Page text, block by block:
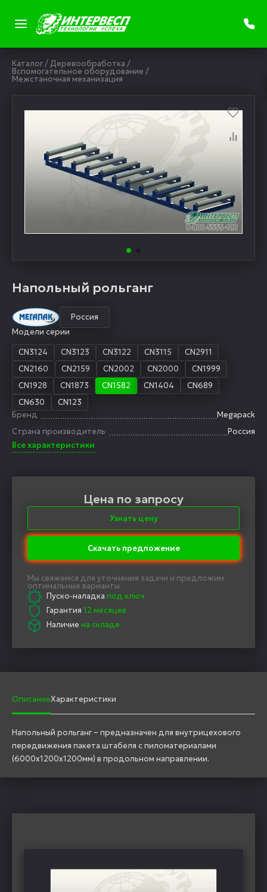
Каталог/ Деревообработка /
Вспомогательное оборудование /
Межстаночная механизация
Напольный рольганг
Россия
Модели серии
CN3124
CN3123 CN3122 CN3115
CN2911
CN2160
CN2159 CN2002 CN2000
CN1999
CN1928
CN1873 CN1582 CN1404
CN689
CN630
CN123
Бренд
Megapack
Страна производитель
Россия
Все характеристики
Цена по запросу
Узнать цену
Скачать предложение
Мы свяжемся для уточнения задачи и предложим
оптимальные варианты
Пуско-наладка под ключ
Гарантия 12 месяцев
Наличие на складе
ОписаниеХарактеристики
Напольный рольганг – предназначен для внутрицехового
передвижения пакета штабеля с пиломатериалами
(6000х1200х1200мм) в продольном направлении.